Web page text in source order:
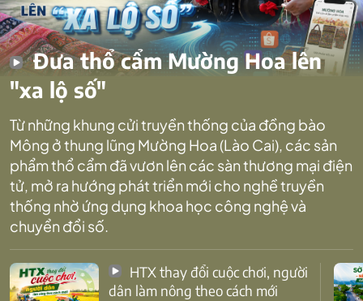
Đưa thổ cẩm Mường Hoa lên
"xa lộ số"
Từ những khung cửi truyền thống của đồng bào
Mông ở thung lũng Mường Hoa (Lào Cai), các sản
phẩm thổ cẩm đã vươn lên các sàn thương mại điện
tử, mở ra hướng phát triển mới cho nghề truyền
thống nhờ ứng dụng khoa học công nghệ và
chuyển đổi số.
dân làm nông theo cách mới